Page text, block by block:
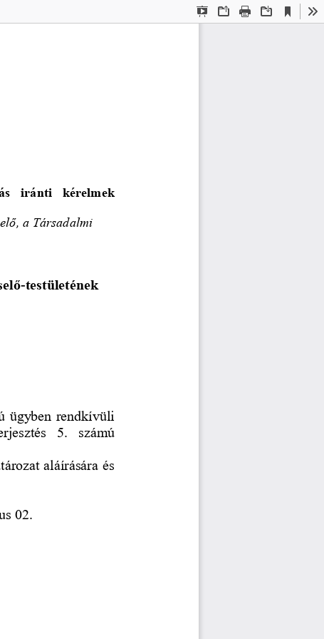
Presentation
OpenPrint Download
Current
View
iránti  kérelmek
a Társadalmi
-testületének
ügyben rendkívüli
5.  számú
aláírására és
02.